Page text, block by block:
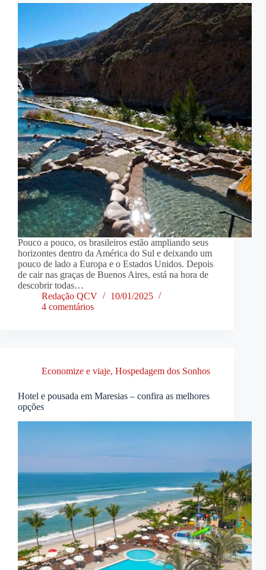
Pouco a pouco, os brasileiros estão ampliando seus
horizontes dentro da América do Sul e deixando um
pouco de lado a Europa e o Estados Unidos. Depois
de cair nas graças de Buenos Aires, está na hora de
descobrir todas…
Redação QCV
10/01/2025
4 comentários
Economize e viaje, Hospedagem dos Sonhos
Hotel e pousada em Maresias – confira as melhores
opções